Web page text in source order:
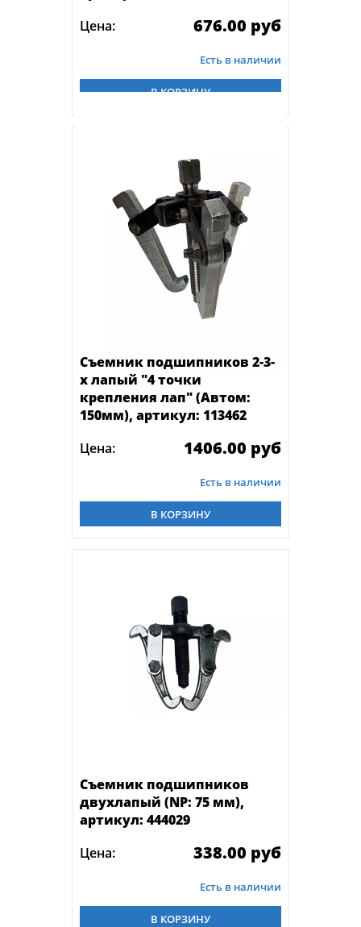
Цена:
676.00 руб
Есть в наличии
В КОРЗИНУ
Съемник подшипников 2-3-
х лапый "4 точки
крепления лап" (Автом:
150мм), артикул: 113462
Цена:
1406.00 руб
Есть в наличии
В КОРЗИНУ
Съемник подшипников
двухлапый (NP: 75 мм),
артикул: 444029
Цена:
338.00 руб
Есть в наличии
В КОРЗИНУ